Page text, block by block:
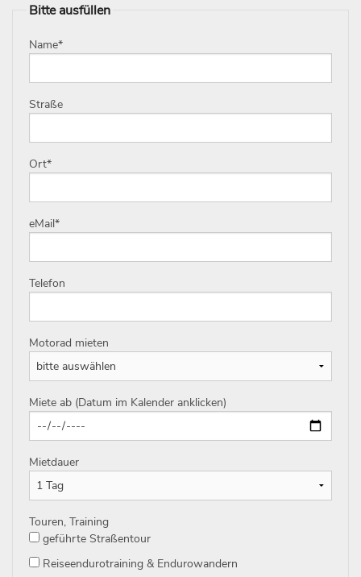
Bitte ausfüllen
Name*
Straße
Ort*
eMail*
Telefon
Motorad mieten
Miete ab (Datum im Kalender anklicken)
Mietdauer
Touren, Training
geführte Straßentour
Reiseendurotraining & Endurowandern